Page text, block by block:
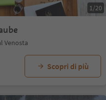
1/20
Venosta
Scopri di più